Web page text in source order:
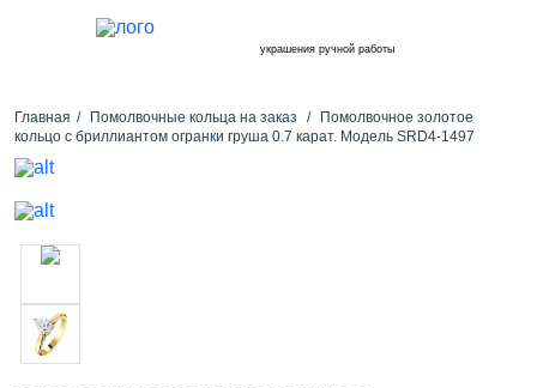
украшения ручной работы
Главная Помолвочные кольца на заказ
Помолвочное золотое
кольцо с бриллиантом огранки груша 0.7 карат. Модель SRD4-1497